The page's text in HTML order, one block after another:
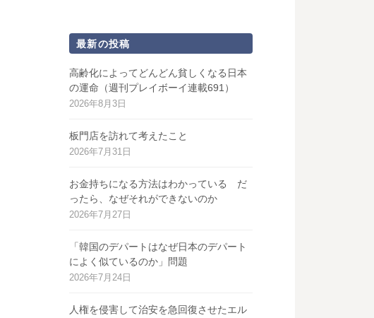
最新の投稿
高齢化によってどんどん貧しくなる日本
の運命（週刊プレイボーイ連載691）
2026年8月3日
板門店を訪れて考えたこと
2026年7月31日
お金持ちになる方法はわかっている だ
ったら、なぜそれができないのか
2026年7月27日
「韓国のデパートはなぜ日本のデパート
によく似ているのか」問題
2026年7月24日
人権を侵害して治安を急回復させたエル